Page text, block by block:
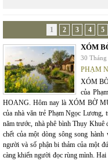
1 2 3 4 5
XÓM
30
PHẠM
XÓM
của
HOANG. Hôm nay là XÓM BỜ
của nhà văn trẻ Phạm Ngọc
năm trước, nhà phê bình Thụy
chết của một dòng sông song
người và số phận bi thảm của một
càng khiến người đọc rùng mình.